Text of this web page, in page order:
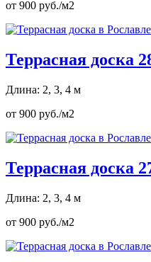
от 900 руб./м2
Террасная доска
Длина: 2, 3, 4 м
от 900 руб./м2
Террасная доска
Длина: 2, 3, 4 м
от 900 руб./м2